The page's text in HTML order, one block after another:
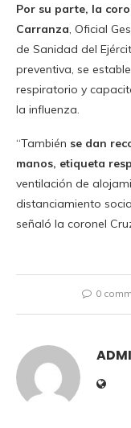
Por su parte, la
Carranza, Oficial
de Sanidad del
preventiva, se
respiratorio y
la influenza.
“También se dan
manos, etiqueta
ventilación de
distanciamiento
señaló la coronel
0